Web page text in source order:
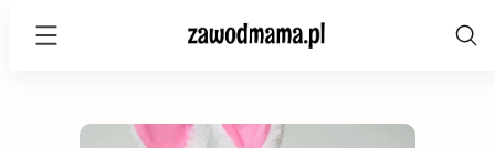
zawodmama.pl